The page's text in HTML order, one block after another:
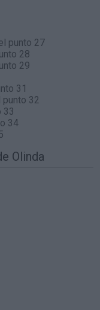
punto 27
28
29
31
punto 32
33
34
Olinda